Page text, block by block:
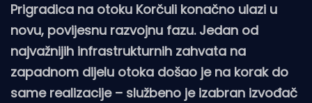
Prigradica na otoku Korčuli konačno ulazi u
novu, povijesnu razvojnu fazu. Jedan od
najvažnijih infrastrukturnih zahvata na
zapadnom dijelu otoka došao je na korak do
same realizacije – službeno je izabran izvođač